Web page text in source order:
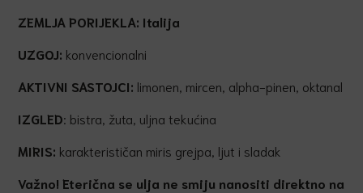
ZEMLJA PORIJEKLA: Italija
UZGOJ: konvencionalni
AKTIVNI SASTOJCI: limonen, mircen, alpha-pinen, oktanal
IZGLED: bistra, žuta, uljna tekućina
MIRIS: karakterističan miris grejpa, ljut i sladak
Važno! Eterična se ulja ne smiju nanositi direktno na